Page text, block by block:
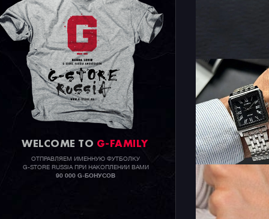
WELCOME TO G-FAMILY
ОТПРАВЛЯЕМ ИМЕННУЮ ФУТБОЛКУ
G-STORE RUSSIA ПРИ НАКОПЛЕНИИ ВАМИ
90 000 G-БОНУСОВ